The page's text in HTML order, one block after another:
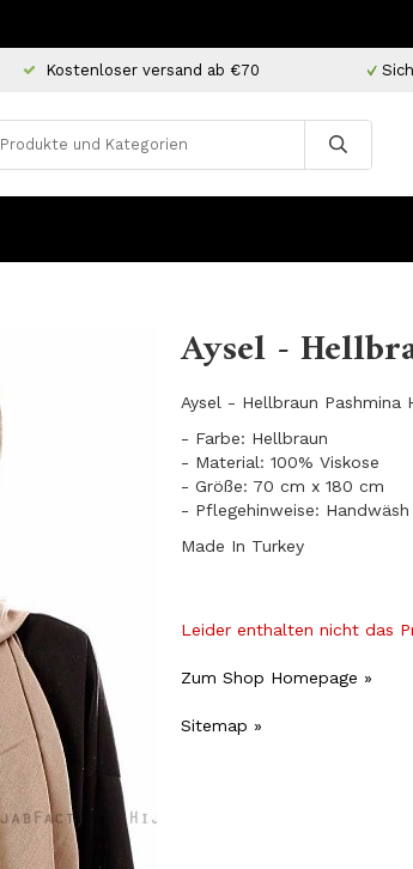
Kostenloser versand ab €70
Aysel -
Aysel - Hellbraun Pashmina
- Farbe: Hellbraun
- Material: 100% Viskose
- Größe: 70 cm x 180 cm
- Pflegehinweise: Handwäsh
Made In Turkey
Leider enthalten nicht das
Zum Shop Homepage »
Sitemap »